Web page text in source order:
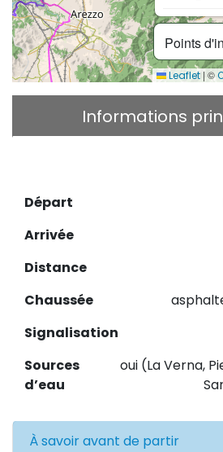
Points
Leaflet | ©
Informations
Départ
Arrivée
Distance
Chaussée
Signalisation
Sources
d’eau
oui (La Verna,
À savoir avant de partir